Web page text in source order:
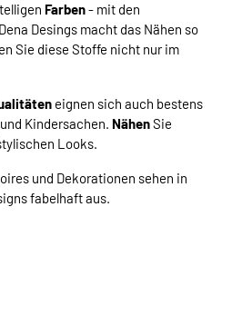
Farben- mit den
Desings macht das Nähen so
Sie diese Stoffe nicht nur im
eignen sich auch bestens
Kindersachen. NähenSie
Looks.
und Dekorationen sehen in
fabelhaft aus.